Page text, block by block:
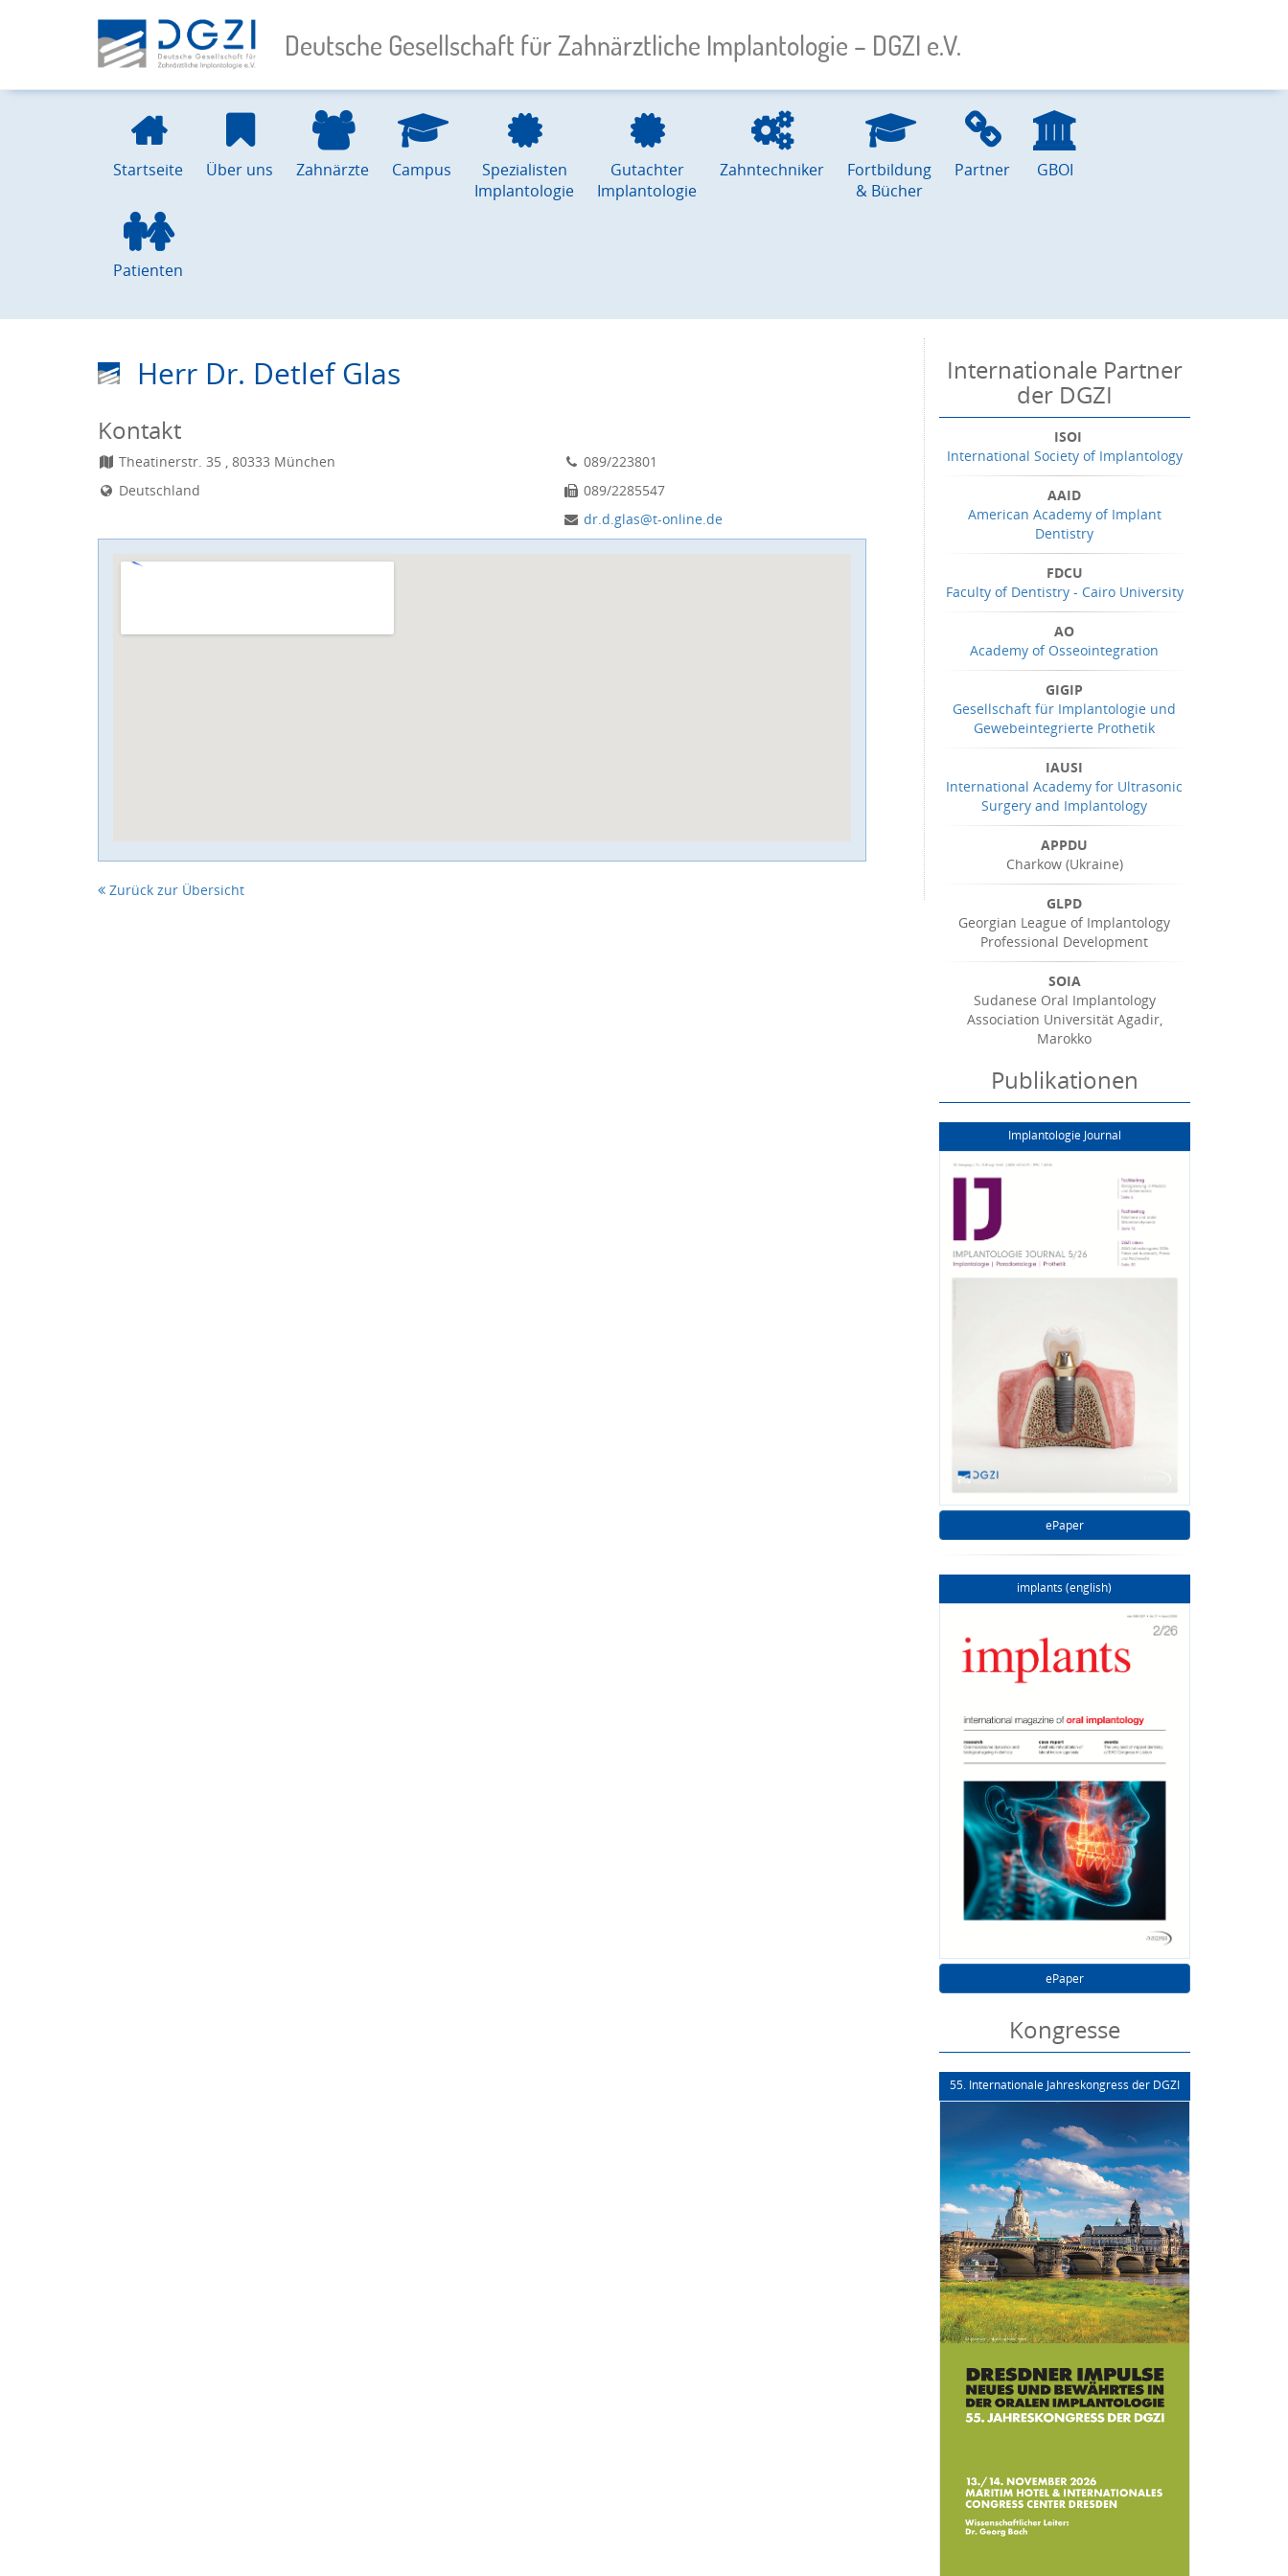
Deutsche Gesellschaft für Zahnärztliche Implantologie – DGZI e.V.
Startseite Über uns Zahnärzte Campus
Spezialisten
Implantologie
Gutachter
Implantologie
Zahntechniker
Fortbildung
& Bücher
Partner GBOI
Patienten
Herr Dr. Detlef Glas
Kontakt
Theatinerstr. 35 , 80333 München
Deutschland
089/223801
089/2285547
dr.d.glas@t-online.de
Zurück zur Übersicht
Internationale Partner
der DGZI
ISOI
International Society of Implantology
AAID
American Academy of Implant
Dentistry
FDCU
Faculty of Dentistry - Cairo University
AO
Academy of Osseointegration
GIGIP
Gesellschaft für Implantologie und
Gewebeintegrierte Prothetik
IAUSI
International Academy for Ultrasonic
Surgery and Implantology
APPDU
Charkow (Ukraine)
GLPD
Georgian League of Implantology
Professional Development
SOIA
Sudanese Oral Implantology
Association Universität Agadir,
Marokko
Publikationen
Implantologie Journal
ePaper
implants (english)
ePaper
Kongresse
55. Internationale Jahreskongress der DGZI